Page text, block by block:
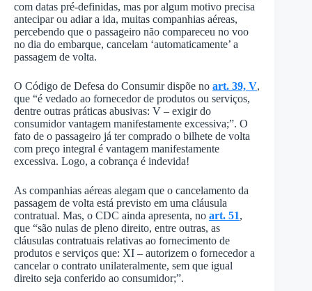
com datas pré-definidas, mas por algum motivo precisa
antecipar ou adiar a ida, muitas companhias aéreas,
percebendo que o passageiro não compareceu no voo
no dia do embarque, cancelam ‘automaticamente’ a
passagem de volta.
O Código de Defesa do Consumir dispõe no art. 39, V,
que “é vedado ao fornecedor de produtos ou serviços,
dentre outras práticas abusivas: V – exigir do
consumidor vantagem manifestamente excessiva;”. O
fato de o passageiro já ter comprado o bilhete de volta
com preço integral é vantagem manifestamente
excessiva. Logo, a cobrança é indevida!
As companhias aéreas alegam que o cancelamento da
passagem de volta está previsto em uma cláusula
contratual. Mas, o CDC ainda apresenta, no art. 51,
que “são nulas de pleno direito, entre outras, as
cláusulas contratuais relativas ao fornecimento de
produtos e serviços que: XI – autorizem o fornecedor a
cancelar o contrato unilateralmente, sem que igual
direito seja conferido ao consumidor;”.